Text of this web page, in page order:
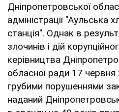
Дніпропетровської
адміністрації "Аульська
станція". Однак в
злочинів і дій
керівництва
обласної ради 17 червня
грубими порушеннями
наданий